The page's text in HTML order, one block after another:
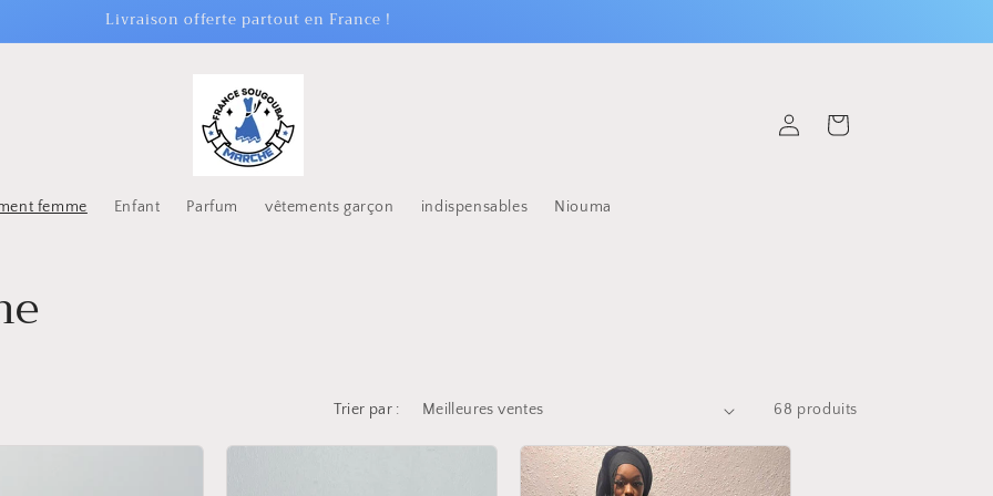
Livraison offerte partout en France !
femme Enfant Parfum vêtements garçon indispensables Niouma
Connexion Panier
Trier par : 68 produits